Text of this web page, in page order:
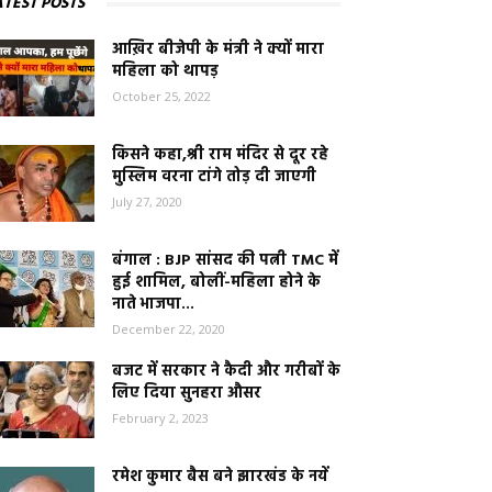
आख़िर बीजेपी के मंत्री ने क्यों मारा
महिला को थापड़
October 25, 2022
किसने कहा,श्री राम मंदिर से दूर रहे
मुस्लिम वरना टांगे तोड़ दी जाएगी
July 27, 2020
बंगाल : BJP सांसद की पत्नी TMC में
हुई शामिल, बोलीं-महिला होने के
नाते भाजपा...
December 22, 2020
बजट में सरकार ने कैदी और गरीबों के
लिए दिया सुनहरा औसर
February 2, 2023
रमेश कुमार बैस बने झारखंड के नयें